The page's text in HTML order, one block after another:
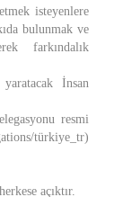
isteyenlere
bulunmak ve
farkındalık
yaratacak İnsan
resmi
türkiye_tr)
açıktır.